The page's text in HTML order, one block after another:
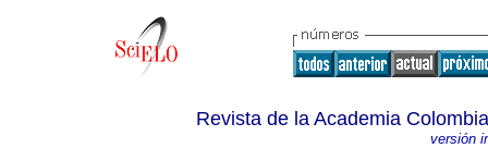
Revista de la Academia
versión